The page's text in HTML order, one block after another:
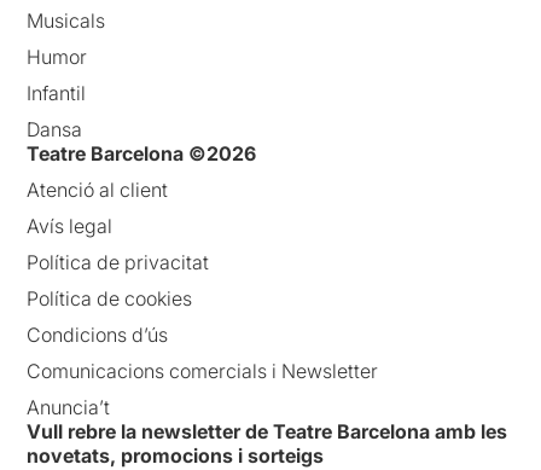
Musicals
Humor
Infantil
Dansa
Teatre Barcelona ©2026
Atenció al client
Avís legal
Política de privacitat
Política de cookies
Condicions d’ús
Comunicacions comercials i Newsletter
Anuncia’t
Vull rebre la newsletter de Teatre Barcelona amb les
novetats, promocions i sorteigs